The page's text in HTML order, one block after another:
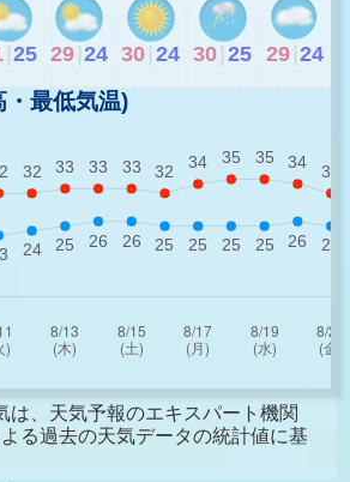
25 29 24 30 24 30 25 29 24
最低気温)
、天気予報のエキスパート機関
る過去の天気データの統計値に基